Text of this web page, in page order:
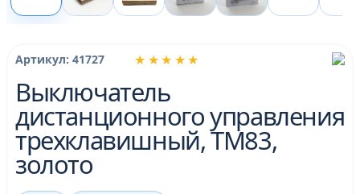
★★★★★
Артикул: 41727
Выключатель
дистанционного управления
трехклавишный, TM83,
золото